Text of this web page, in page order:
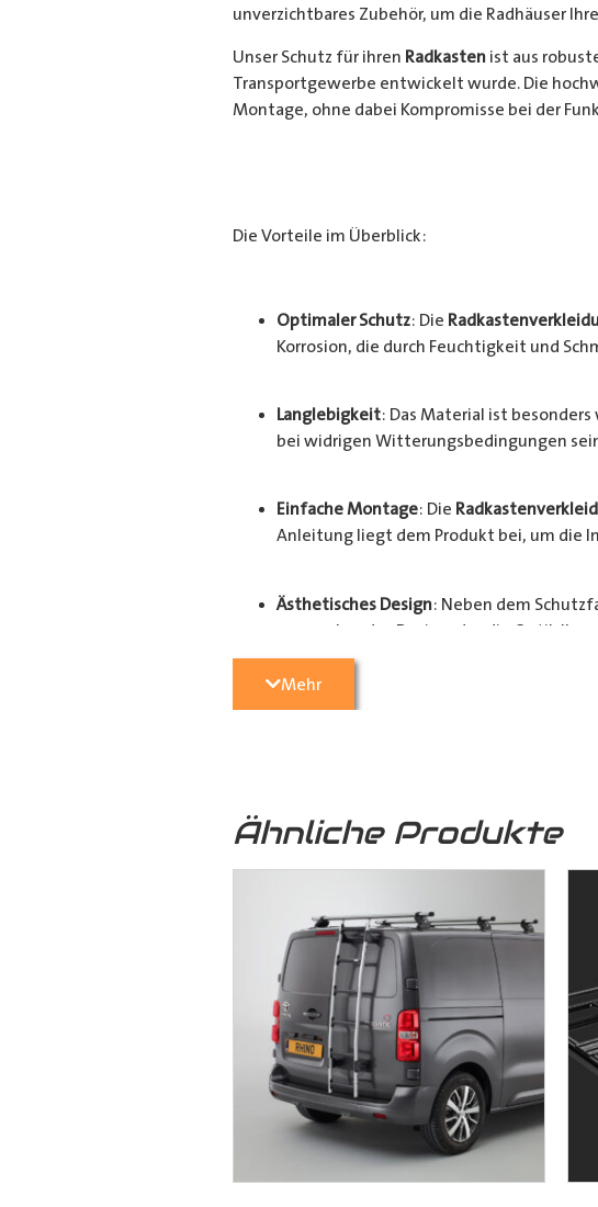
unverzichtbares Zubehör, um die Radhäuser
Unser Schutz für ihren Radkastenist aus
Transportgewerbe entwickelt wurde. Die
Montage, ohne dabei Kompromisse bei der
Die Vorteile im Überblick:
Optimaler Schutz: Die
Korrosion, die durch Feuchtigkeit und
Langlebigkeit: Das Material ist
bei widrigen Witterungsbedingungen
Einfache Montage: Die
Anleitung liegt dem Produkt bei, um die
Ästhetisches Design: Neben dem
ansprechendes Design, das die Optik Ihres
· Kunststoff der Radkastenkontur angepasst
· Metall mit Ablagefach
· Metall mit Ablagefach und Holzschutz zum
· Siebdruck in braun oder grau
Mehr
Ähnliche Produkte